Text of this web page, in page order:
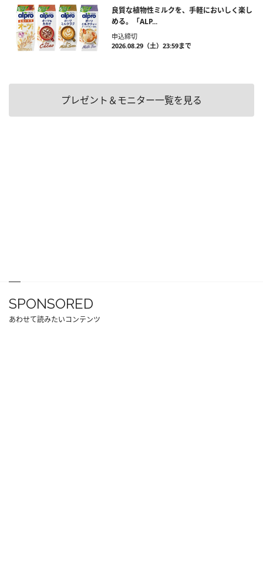
良質な植物性ミルクを、手軽においしく楽し
める。「ALP...
申込締切
2026.08.29（土）23:59まで
プレゼント＆モニター一覧を見る
SPONSORED
あわせて読みたいコンテンツ